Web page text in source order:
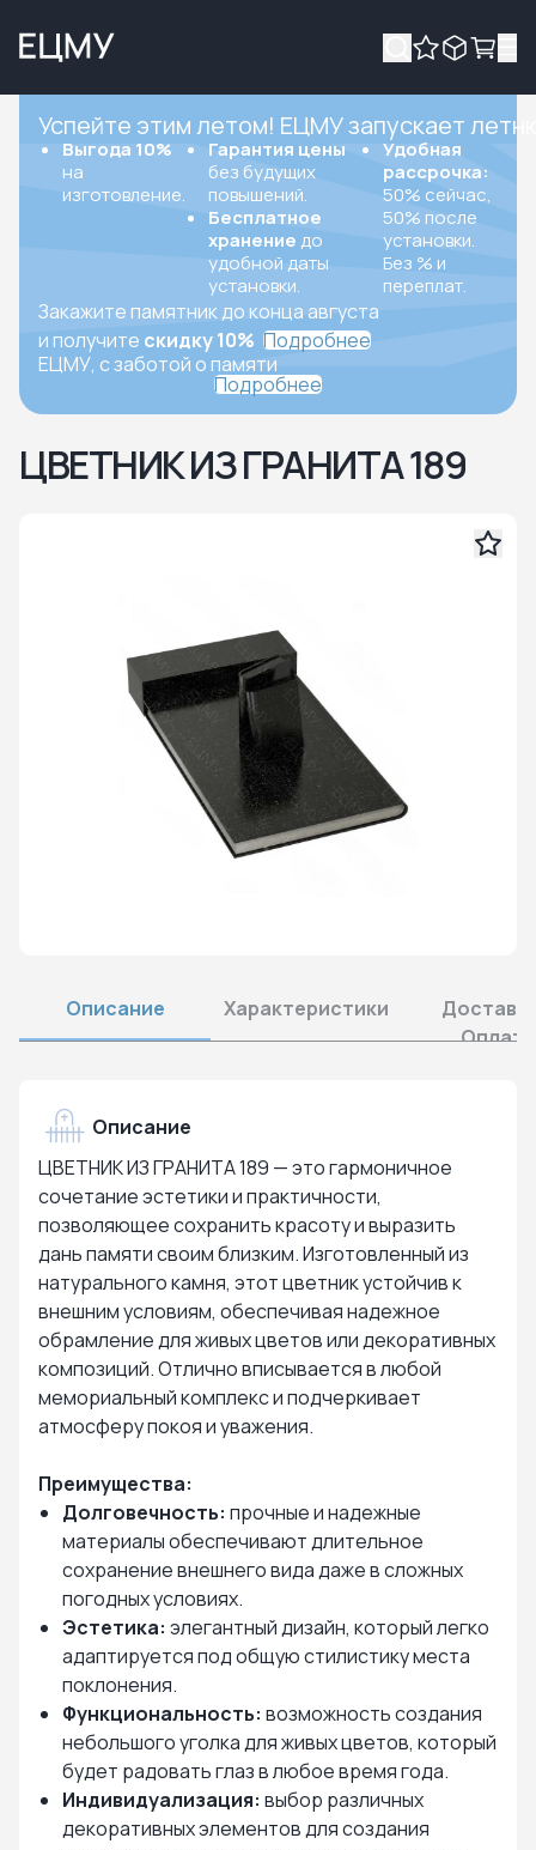
Успейте этим летом! ЕЦМУ запускает
Выгода 10%
на
изготовление.
Гарантия цены
без будущих
повышений.
Бесплатное
хранение до
удобной даты
установки.
Удобная
рассрочка:
50% сейчас,
50% после
установки.
Без % и
переплат.
Закажите памятник до конца августа
и получите скидку 10% Подробнее
ЕЦМУ, с заботой о памяти
Подробнее
ЦВЕТНИК ИЗ ГРАНИТА 189
Описание Характеристики
Оплата
Описание
ЦВЕТНИК ИЗ ГРАНИТА 189 — это гармоничное
сочетание эстетики и практичности,
позволяющее сохранить красоту и выразить
дань памяти своим близким. Изготовленный из
натурального камня, этот цветник устойчив к
внешним условиям, обеспечивая надежное
обрамление для живых цветов или декоративных
композиций. Отлично вписывается в любой
мемориальный комплекс и подчеркивает
атмосферу покоя и уважения.
Преимущества:
Долговечность: прочные и надежные
материалы обеспечивают длительное
сохранение внешнего вида даже в сложных
погодных условиях.
Эстетика: элегантный дизайн, который легко
адаптируется под общую стилистику места
поклонения.
Функциональность: возможность создания
небольшого уголка для живых цветов, который
будет радовать глаз в любое время года.
Индивидуализация: выбор различных
декоративных элементов для создания